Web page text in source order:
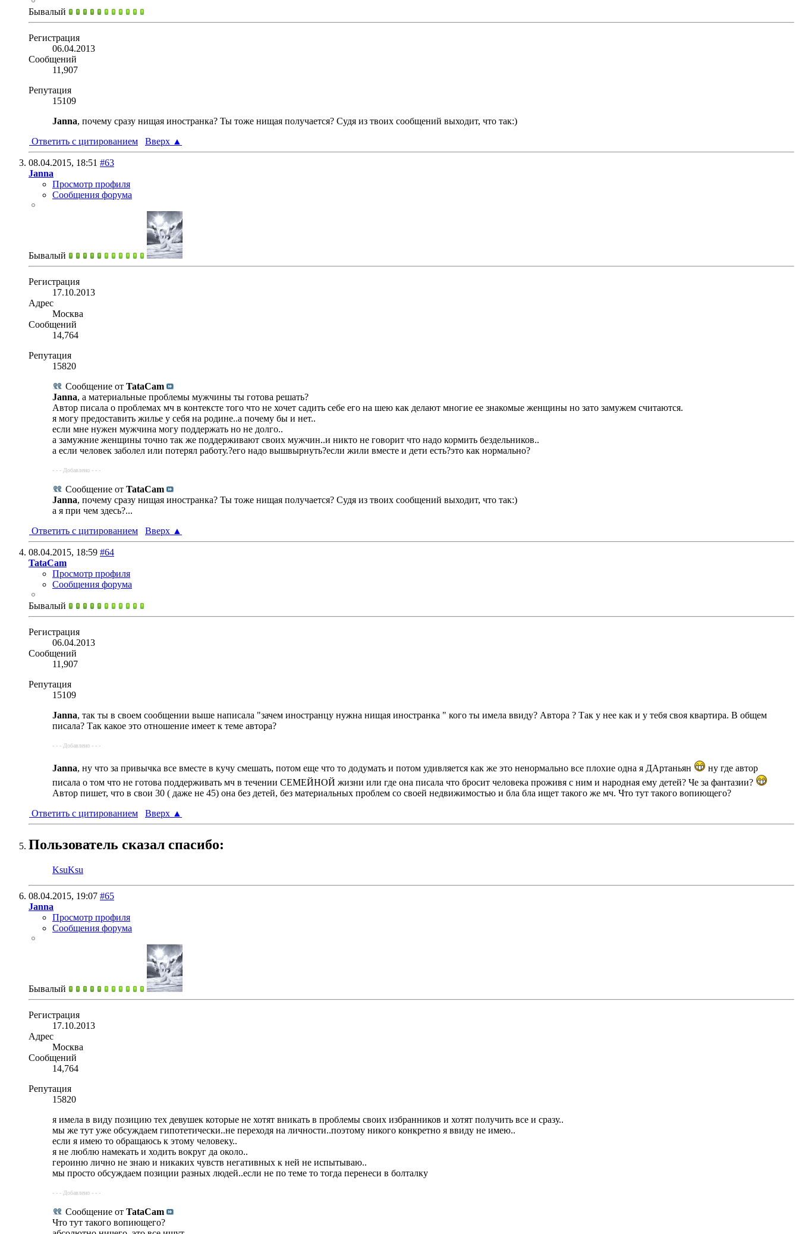
Бывалый
Регистрация
06.04.2013
Сообщений
11,907
Репутация
15109
Janna, почему сразу нищая иностранка? Ты тоже нищая получается? Судя из твоих сообщений выходит, что так:)
Ответить с цитированием
Вверх ▲
08.04.2015, 18:51 #63
Janna
Просмотр профиля
Сообщения форума
Бывалый
Регистрация
17.10.2013
Адрес
Москва
Сообщений
14,764
Репутация
15820
Сообщение от TataCam
Janna, а материальные проблемы мужчины ты готова решать?
Автор писала о проблемах мч в контексте того что не хочет садить себе его на шею как делают многие ее знакомые женщины но зато замужем считаются.
я могу предоставить жилье у себя на родине..а почему бы и нет..
если мне нужен мужчина могу поддержать но не долго..
а замужние женщины точно так же поддерживают своих мужчин..и никто не говорит что надо кормить бездельников..
а если человек заболел или потерял работу.?его надо вышвырнуть?если жили вместе и дети есть?это как нормально?
- - - Добавлено - - -
Сообщение от TataCam
Janna, почему сразу нищая иностранка? Ты тоже нищая получается? Судя из твоих сообщений выходит, что так:)
а я при чем здесь?...
Ответить с цитированием
Вверх ▲
08.04.2015, 18:59 #64
TataCam
Просмотр профиля
Сообщения форума
Бывалый
Регистрация
06.04.2013
Сообщений
11,907
Репутация
15109
Janna, так ты в своем сообщении выше написала "зачем иностранцу нужна нищая иностранка " кого ты имела ввиду? Автора ? Так у нее как и у тебя своя квартира. В общем
писала? Так какое это отношение имеет к теме автора?
- - - Добавлено - - -
Janna, ну что за привычка все вместе в кучу смешать, потом еще что то додумать и потом удивляется как же это ненормально все плохие одна я ДАртаньян
ну где автор
писала о том что не готова поддерживать мч в течении СЕМЕЙНОЙ жизни или где она писала что бросит человека проживя с ним и народная ему детей? Че за фантазии?
Автор пишет, что в свои 30 ( даже не 45) она без детей, без материальных проблем со своей недвижимостью и бла бла ищет такого же мч. Что тут такого вопиющего?
Ответить с цитированием
Вверх ▲
Пользователь сказал cпасибо:
KsuKsu
08.04.2015, 19:07 #65
Janna
Просмотр профиля
Сообщения форума
Бывалый
Регистрация
17.10.2013
Адрес
Москва
Сообщений
14,764
Репутация
15820
я имела в виду позицию тех девушек которые не хотят вникать в проблемы своих избранников и хотят получить все и сразу..
мы же тут уже обсуждаем гипотетически..не переходя на личности..поэтому никого конкретно я ввиду не имею..
если я имею то обращаюсь к этому человеку..
я не люблю намекать и ходить вокруг да около..
героиню лично не знаю и никаких чувств негативных к ней не испытываю..
мы просто обсуждаем позиции разных людей..если не по теме то тогда перенеси в болталку
- - - Добавлено - - -
Сообщение от TataCam
Что тут такого вопиющего?